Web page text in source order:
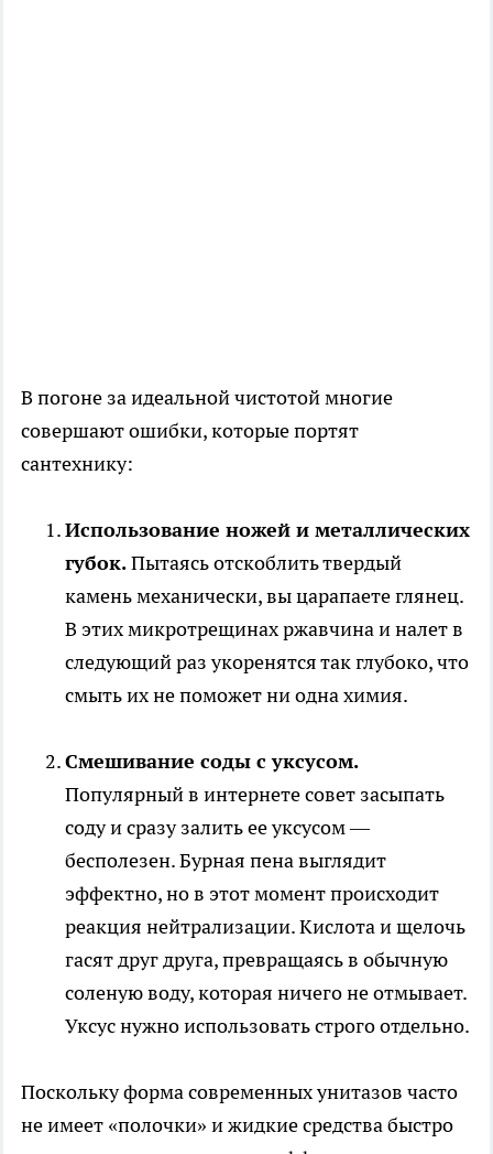
В погоне за идеальной чистотой многие
совершают ошибки, которые портят
сантехнику:
Использование ножей и металлических
губок.Пытаясь отскоблить твердый
камень механически, вы царапаете глянец.
В этих микротрещинах ржавчина и налет в
следующий раз укоренятся так глубоко, что
смыть их не поможет ни одна химия.
Смешивание соды с уксусом.
Популярный в интернете совет засыпать
соду и сразу залить ее уксусом —
бесполезен. Бурная пена выглядит
эффектно, но в этот момент происходит
реакция нейтрализации. Кислота и щелочь
гасят друг друга, превращаясь в обычную
соленую воду, которая ничего не отмывает.
Уксус нужно использовать строго отдельно.
Поскольку форма современных унитазов часто
не имеет «полочки» и жидкие средства быстро